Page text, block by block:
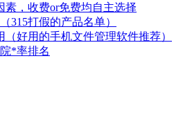
，收费or免费均自主选择
315打假的产品名单）
好用的手机文件管理软件推荐）
*率排名